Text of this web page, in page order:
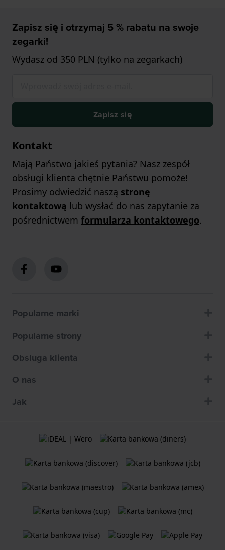
Zapisz się i otrzymaj 5 % rabatu na swoje
zegarki!
Wydasz od 350 PLN (tylko na zegarkach)
Zapisz się
Kontakt
Mają Państwo jakieś pytania? Nasz zespół
obsługi klienta chętnie Państwu pomoże!
Prosimy odwiedzić naszą stronę
kontaktową lub wysłać do nas zapytanie za
pośrednictwem formularza kontaktowego.
Popularne marki
Popularne strony
Obsluga klienta
O nas
Jak